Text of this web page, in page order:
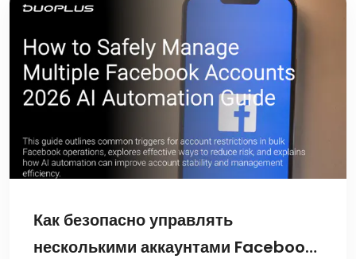
Как безопасно управлять
несколькими аккаунтами Facebook